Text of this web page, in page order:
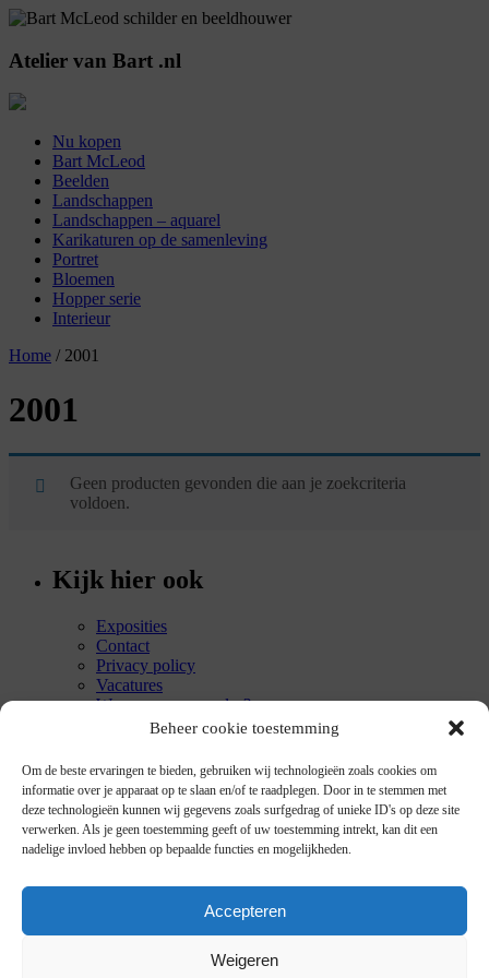
Beheer cookie toestemming
Om de beste ervaringen te bieden, gebruiken wij technologieën zoals cookies om
informatie over je apparaat op te slaan en/of te raadplegen. Door in te stemmen met
deze technologieën kunnen wij gegevens zoals surfgedrag of unieke ID's op deze site
verwerken. Als je geen toestemming geeft of uw toestemming intrekt, kan dit een
nadelige invloed hebben op bepaalde functies en mogelijkheden.
Accepteren
Weigeren
Atelier van Bart .nl
Nu kopen
Bart McLeod
Beelden
Landschappen
Landschappen – aquarel
Karikaturen op de samenleving
Portret
Bloemen
Hopper serie
Interieur
Home / 2001
2001
Geen producten gevonden die aan je zoekcriteria
voldoen.
Kijk hier ook
Exposities
Contact
Privacy policy
Vacatures
Waarom museumglas?
Cookiebeleid (EU)
Recente verhalen
Angelina – een Tearoom in Parijs mei 7, 2017
Studie voor “Making a Decision”, 2015 januari 22,
2016
Toen ik “Ha, lekker groen!” net af had…
Huisje bij Wassenaar opgeknapt april 19, 2015
Mask of the Smoking Blonde
Ontmoeting met koningin Máxima